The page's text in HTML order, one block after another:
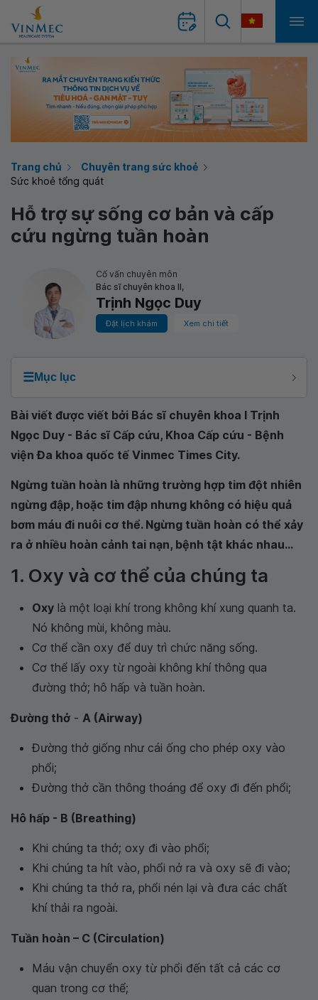
Trang chủ
Chuyên trang sức khoẻ
Sức khoẻ tổng quát
Hỗ trợ sự sống cơ bản và cấp
cứu ngừng tuần hoàn
Cố vấn chuyên môn
Bác sĩ chuyên khoa II,
Trịnh Ngọc Duy
Đặt lịch khám Xem chi tiết
☰Mục lục
Bài viết được viết bởi Bác sĩ chuyên khoa I Trịnh
Ngọc Duy - Bác sĩ Cấp cứu, Khoa Cấp cứu - Bệnh
viện Đa khoa quốc tế Vinmec Times City.
Ngừng tuần hoàn là những trường hợp tim đột nhiên
ngừng đập, hoặc tim đập nhưng không có hiệu quả
bơm máu đi nuôi cơ thể. Ngừng tuần hoàn có thể xảy
ra ở nhiều hoàn cảnh tai nạn, bệnh tật khác nhau...
1. Oxy và cơ thể của chúng ta
Oxy là một loại khí trong không khí xung quanh ta.
Nó không mùi, không màu.
Cơ thể cần oxy để duy trì chức năng sống.
Cơ thể lấy oxy từ ngoài không khí thông qua
đường thở; hô hấp và tuần hoàn.
Đường thở - A (Airway)
Đường thở giống như cái ống cho phép oxy vào
phổi;
Đường thở cần thông thoáng để oxy đi đến phổi;
Hô hấp - B (Breathing)
Khi chúng ta thở; oxy đi vào phổi;
Khi chúng ta hít vào, phổi nở ra và oxy sẽ đi vào;
Khi chúng ta thở ra, phổi nén lại và đưa các chất
khí thải ra ngoài.
Tuần hoàn – C (Circulation)
Máu vận chuyển oxy từ phổi đến tất cả các cơ
quan trong cơ thể;